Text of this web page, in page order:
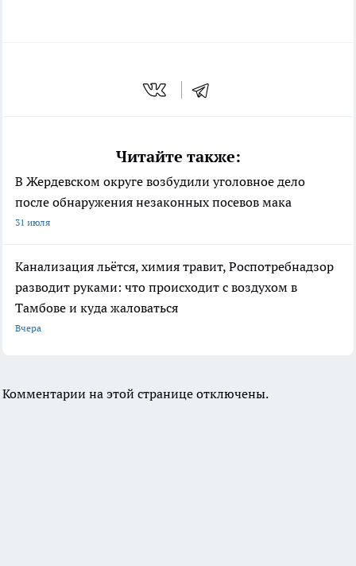
Читайте также:
В Жердевском округе возбудили уголовное дело
после обнаружения незаконных посевов мака
31 июля
Канализация льётся, химия травит, Роспотребнадзор
разводит руками: что происходит с воздухом в
Тамбове и куда жаловаться
Вчера
Комментарии на этой странице отключены.